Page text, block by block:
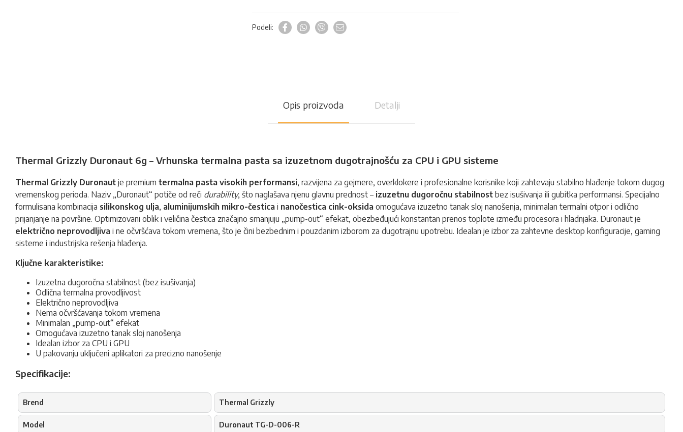
Podeli:
Opis proizvoda Detalji
Thermal Grizzly Duronaut 6g – Vrhunska termalna pasta sa izuzetnom dugotrajnošću za CPU i GPU sisteme
Thermal Grizzly Duronaut je premium termalna pasta visokih performansi, razvijena za gejmere, overklokere i profesionalne korisnike koji zahtevaju stabilno hlađenje tokom dugog
vremenskog perioda. Naziv „Duronaut“ potiče od reči durability, što naglašava njenu glavnu prednost – izuzetnu dugoročnu stabilnost bez isušivanja ili gubitka performansi. Specijalno
formulisana kombinacija silikonskog ulja, aluminijumskih mikro-čestica i nanočestica cink-oksida omogućava izuzetno tanak sloj nanošenja, minimalan termalni otpor i odlično
prijanjanje na površine. Optimizovani oblik i veličina čestica značajno smanjuju „pump-out“ efekat, obezbeđujući konstantan prenos toplote između procesora i hladnjaka. Duronaut je
električno neprovodljiva i ne očvršćava tokom vremena, što je čini bezbednim i pouzdanim izborom za dugotrajnu upotrebu. Idealan je izbor za zahtevne desktop konfiguracije, gaming
sisteme i industrijska rešenja hlađenja.
Ključne karakteristike:
Izuzetna dugoročna stabilnost (bez isušivanja)
Odlična termalna provodljivost
Električno neprovodljiva
Nema očvršćavanja tokom vremena
Minimalan „pump-out“ efekat
Omogućava izuzetno tanak sloj nanošenja
Idealan izbor za CPU i GPU
U pakovanju uključeni aplikatori za precizno nanošenje
Specifikacije:
Brend Thermal Grizzly
Model Duronaut TG-D-006-R